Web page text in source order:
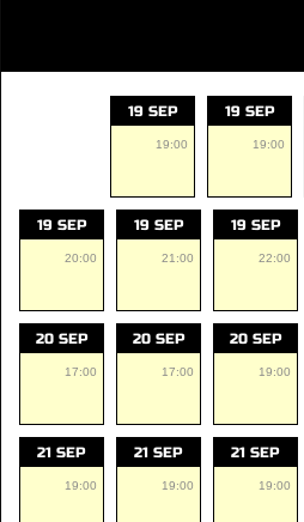
19 SEP
19:00
19 SEP
19:00
19 SEP
20:00
19 SEP
21:00
19 SEP
22:00
20 SEP
17:00
20 SEP
17:00
20 SEP
19:00
21 SEP
19:00
21 SEP
19:00
21 SEP
19:00